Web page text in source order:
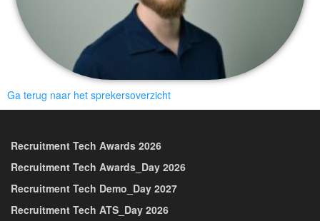
Ga terug naar het sprekersoverzicht
Recruitment Tech Awards 2026
Recruitment Tech Awards_Day 2026
Recruitment Tech Demo_Day 2027
Recruitment Tech ATS_Day 2026